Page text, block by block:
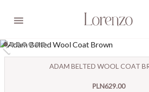

ADAM BELTED WOOL COAT
PLN629.00